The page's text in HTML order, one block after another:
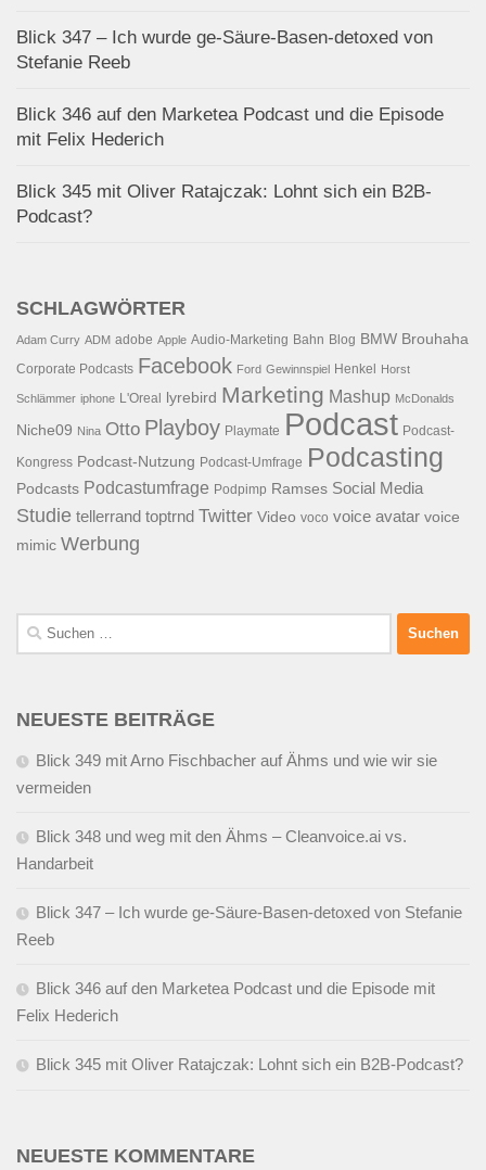
Blick 347 – Ich wurde ge-Säure-Basen-detoxed von
Stefanie Reeb
Blick 346 auf den Marketea Podcast und die Episode
mit Felix Hederich
Blick 345 mit Oliver Ratajczak: Lohnt sich ein B2B-
Podcast?
SCHLAGWÖRTER
Adam Curry ADM adobe Apple Audio-Marketing Bahn Blog BMW Brouhaha
Corporate Podcasts Facebook Ford Gewinnspiel Henkel Horst
Schlämmer iphone L'Oreal lyrebird Marketing Mashup McDonalds
Niche09 Nina Otto Playboy Playmate Podcast Podcast-
Kongress Podcast-Nutzung Podcast-Umfrage Podcasting
Podcasts Podcastumfrage Podpimp Ramses Social Media
Studie tellerrand toptrnd Twitter Video voco voice avatar voice
mimic Werbung
Suchen
nach:
NEUESTE BEITRÄGE
Blick 349 mit Arno Fischbacher auf Ähms und wie wir sie
vermeiden
Blick 348 und weg mit den Ähms – Cleanvoice.ai vs.
Handarbeit
Blick 347 – Ich wurde ge-Säure-Basen-detoxed von Stefanie
Reeb
Blick 346 auf den Marketea Podcast und die Episode mit
Felix Hederich
Blick 345 mit Oliver Ratajczak: Lohnt sich ein B2B-Podcast?
NEUESTE KOMMENTARE